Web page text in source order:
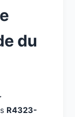
du
R4323-